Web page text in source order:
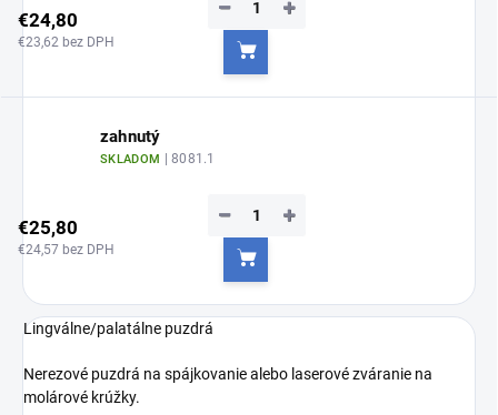
€24,80
€23,62 bez DPH
+
−
Do košíka
zahnutý
SKLADOM | 8081.1
€25,80
€24,57 bez DPH
+
−
Do košíka
Lingválne/palatálne puzdrá
Nerezové puzdrá na spájkovanie alebo laserové zváranie na
molárové krúžky.